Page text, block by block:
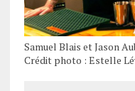
Samuel Blais et Jason
Crédit photo : Estelle